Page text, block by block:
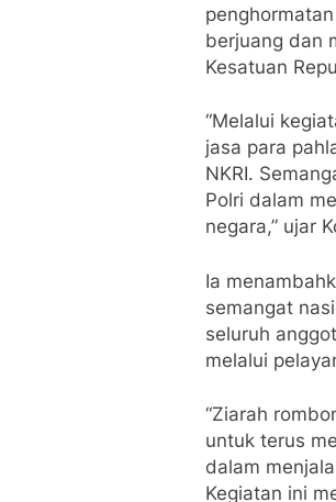
berjuang dan
Kesatuan
“Melalui
jasa para
NKRI.
Polri dalam
negara,” ujar
Ia
semangat
seluruh
melalui
“Ziarah
untuk terus
dalam
Kegiatan ini